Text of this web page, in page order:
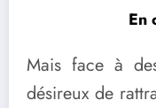
En
Mais face à
désireux de